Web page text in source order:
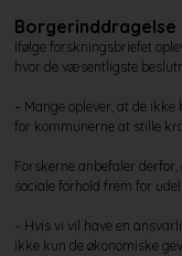
Ifølge forskningsbriefet
hvor de væsentligste
– Mange oplever, at de
for kommunerne at stille
Forskerne anbefaler
sociale forhold frem for
– Hvis vi vil have en
ikke kun de økonomiske